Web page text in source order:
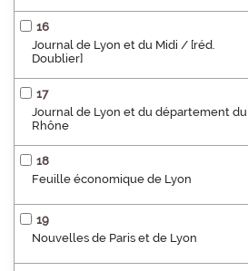
16
Journal de Lyon et du Midi / [réd.
Doublier]
17
Journal de Lyon et du département du
Rhône
18
Feuille économique de Lyon
19
Nouvelles de Paris et de Lyon